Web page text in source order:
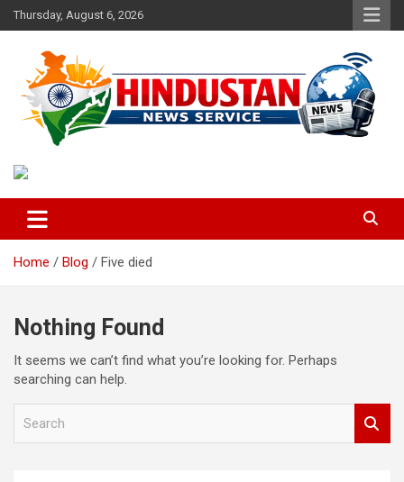
Skip
to
Thursday, August 6, 2026
Hindustan News Service
Home Blog Five died
Nothing Found
It seems we can’t find what you’re looking for. Perhaps
searching can help.